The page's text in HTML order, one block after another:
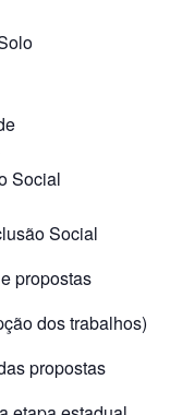
Social
Social
propostas
dos trabalhos)
propostas